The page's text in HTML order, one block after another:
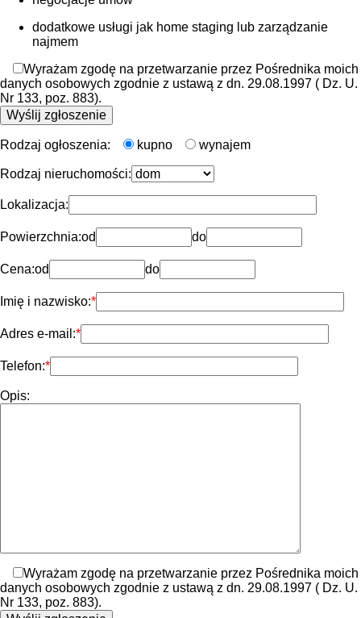
dodatkowe usługi jak home staging lub zarządzanie
najmem
Wyrażam zgodę na przetwarzanie przez Pośrednika moich
danych osobowych zgodnie z ustawą z dn. 29.08.1997 ( Dz. U.
Nr 133, poz. 883).
Rodzaj ogłoszenia: kupno wynajem
Rodzaj nieruchomości:
Lokalizacja:
Powierzchnia:od do
Cena:od do
Imię i nazwisko:
Adres e-mail:
Telefon:
Opis:
Wyrażam zgodę na przetwarzanie przez Pośrednika moich
danych osobowych zgodnie z ustawą z dn. 29.08.1997 ( Dz. U.
Nr 133, poz. 883).